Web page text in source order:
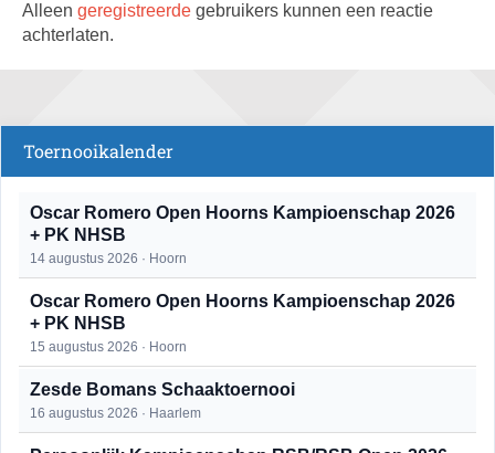
Alleen geregistreerde gebruikers kunnen een reactie
achterlaten.
Toernooikalender
Oscar Romero Open Hoorns Kampioenschap 2026
+ PK NHSB
14 augustus 2026 · Hoorn
Oscar Romero Open Hoorns Kampioenschap 2026
+ PK NHSB
15 augustus 2026 · Hoorn
Zesde Bomans Schaaktoernooi
16 augustus 2026 · Haarlem